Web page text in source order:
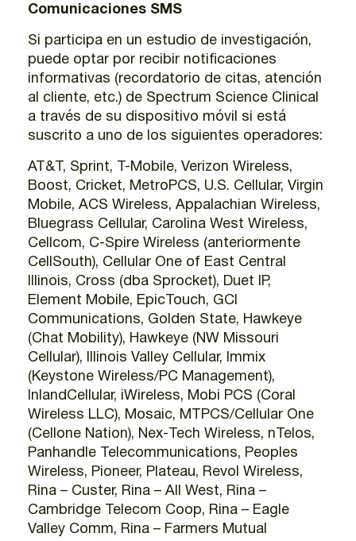
Comunicaciones SMS
Si participa en un estudio de investigación,
puede optar por recibir notificaciones
informativas (recordatorio de citas, atención
al cliente, etc.) de Spectrum Science Clinical
a través de su dispositivo móvil si está
suscrito a uno de los siguientes operadores:
AT&T, Sprint, T-Mobile, Verizon Wireless,
Boost, Cricket, MetroPCS, U.S. Cellular, Virgin
Mobile, ACS Wireless, Appalachian Wireless,
Bluegrass Cellular, Carolina West Wireless,
Cellcom, C-Spire Wireless (anteriormente
CellSouth), Cellular One of East Central
Illinois, Cross (dba Sprocket), Duet IP,
Element Mobile, EpicTouch, GCI
Communications, Golden State, Hawkeye
(Chat Mobility), Hawkeye (NW Missouri
Cellular), Illinois Valley Cellular, Immix
(Keystone Wireless/PC Management),
InlandCellular, iWireless, Mobi PCS (Coral
Wireless LLC), Mosaic, MTPCS/Cellular One
(Cellone Nation), Nex-Tech Wireless, nTelos,
Panhandle Telecommunications, Peoples
Wireless, Pioneer, Plateau, Revol Wireless,
Rina – Custer, Rina – All West, Rina –
Cambridge Telecom Coop, Rina – Eagle
Valley Comm, Rina – Farmers Mutual